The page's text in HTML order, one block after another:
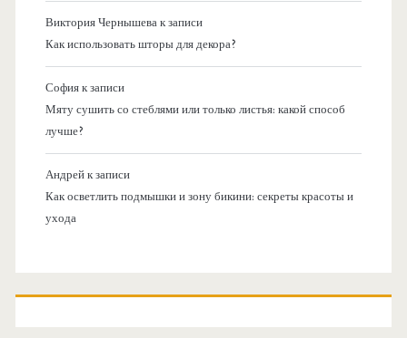
Виктория Чернышевак записи
Как использовать шторы для декора?
Софияк записи
Мяту сушить со стеблями или только листья: какой способ
лучше?
Андрейк записи
Как осветлить подмышки и зону бикини: секреты красоты и
ухода